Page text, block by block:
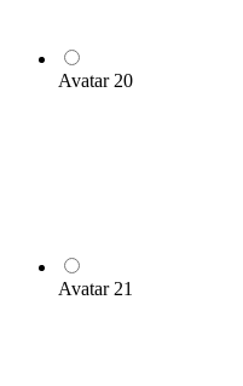
Avatar 20
Avatar 21